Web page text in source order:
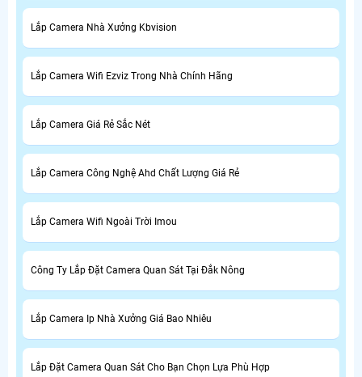
Lắp Camera Nhà Xưởng Kbvision
Lắp Camera Wifi Ezviz Trong Nhà Chính Hãng
Lắp Camera Giá Rẻ Sắc Nét
Lắp Camera Công Nghệ Ahd Chất Lượng Giá Rẻ
Lắp Camera Wifi Ngoài Trời Imou
Công Ty Lắp Đặt Camera Quan Sát Tại Đắk Nông
Lắp Camera Ip Nhà Xưởng Giá Bao Nhiêu
Lắp Đặt Camera Quan Sát Cho Bạn Chọn Lựa Phù Hợp